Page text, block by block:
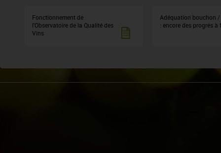
Fonctionnement de
l'Observatoire de la Qualité des
Vins
Adéquation bouchon
: encore des progrés à